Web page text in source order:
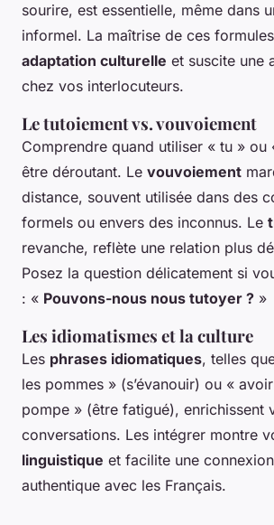
sourire, est essentielle, même dans
informel. La maîtrise de ces
adaptation culturelle et suscite une
chez vos interlocuteurs.
Le tutoiement vs. vouvoiement
Comprendre quand utiliser « tu » ou
être déroutant. Le vouvoiement
distance, souvent utilisée dans des
formels ou envers des inconnus. Le
revanche, reflète une relation plus
Posez la question délicatement si
: « Pouvons-nous nous tutoyer ? »
Les idiomatismes et la culture
Les phrases idiomatiques, telles
les pommes » (s’évanouir) ou «
pompe » (être fatigué), enrichissent
conversations. Les intégrer montre
linguistique et facilite une
authentique avec les Français.